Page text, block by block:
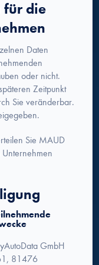
für die
Daten
oder nicht.
Zeitpunkt
Sie veränderbar.
Sie MAUD
GmbH
81476